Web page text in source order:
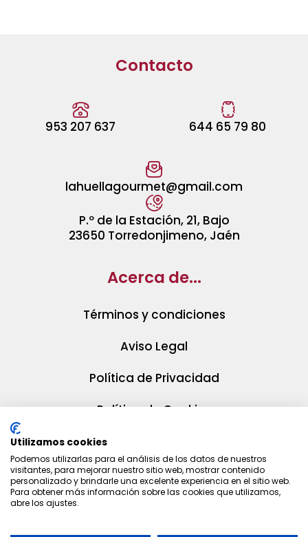
Contacto
953 207 637 644 65 79 80
lahuellagourmet@gmail.com
P.º de la Estación, 21, Bajo
23650 Torredonjimeno, Jaén
Acerca de...
Términos y condiciones
Aviso Legal
Política de Privacidad
Política de Cookies
Utilizamos cookies
Podemos utilizarlas para el análisis de los datos de nuestros
visitantes, para mejorar nuestro sitio web, mostrar contenido
personalizado y brindarle una excelente experiencia en el sitio web.
Para obtener más información sobre las cookies que utilizamos,
abre los ajustes.